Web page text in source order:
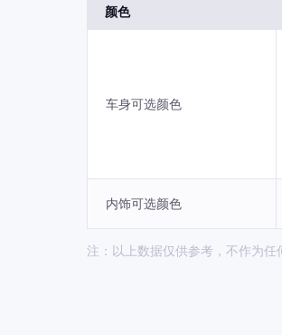
颜色
车身可选颜色
内饰可选颜色
注：以上数据仅供参考，不作为